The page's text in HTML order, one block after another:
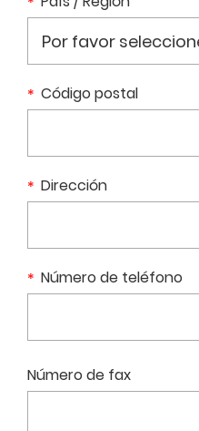
Código postal
Dirección
Número de teléfono
Número de fax